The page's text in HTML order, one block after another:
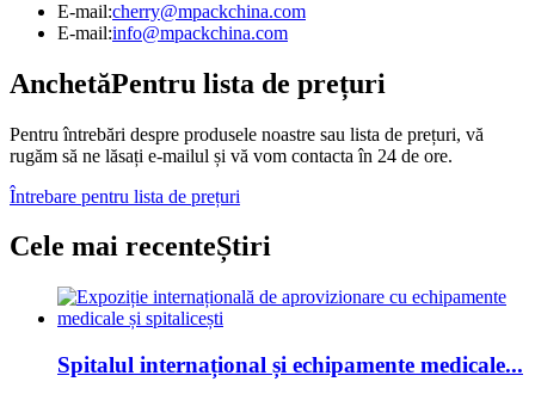
E-mail:cherry@mpackchina.com
E-mail:info@mpackchina.com
AnchetăPentru lista de prețuri
Pentru întrebări despre produsele noastre sau lista de prețuri, vă
rugăm să ne lăsați e-mailul și vă vom contacta în 24 de ore.
Întrebare pentru lista de prețuri
Cele mai recenteȘtiri
Spitalul internațional și echipamente medicale...